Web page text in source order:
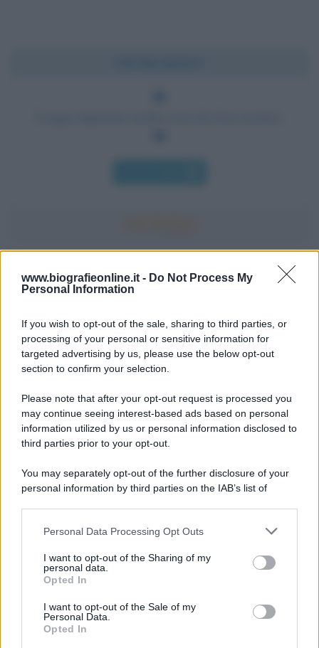
www.biografieonline.it - Do Not Process My
Personal Information
If you wish to opt-out of the sale, sharing to third parties, or
processing of your personal or sensitive information for
targeted advertising by us, please use the below opt-out
section to confirm your selection.
Please note that after your opt-out request is processed you
may continue seeing interest-based ads based on personal
information utilized by us or personal information disclosed to
third parties prior to your opt-out.
You may separately opt-out of the further disclosure of your
personal information by third parties on the IAB’s list of
This information may also be disclosed by us to third parties
disclose it to other third parties.
Please note that this website/app uses one or more Google
services and may gather and store information including but
not limited to your visit or usage behaviour. You may click to
grant or deny consent to Google and its third-party tags to
Personal Data Processing Opt Outs
I want to opt-out of the Sharing of my
personal data.
Opted In
I want to opt-out of the Sale of my
Personal Data.
Opted In
Accadde oggi
7 agosto 1974
52 ANNI FA
Camminando su una fune, Philippe Petit compie la
York.
LEGGI LA BIOGRAFIA
Philippe Petit